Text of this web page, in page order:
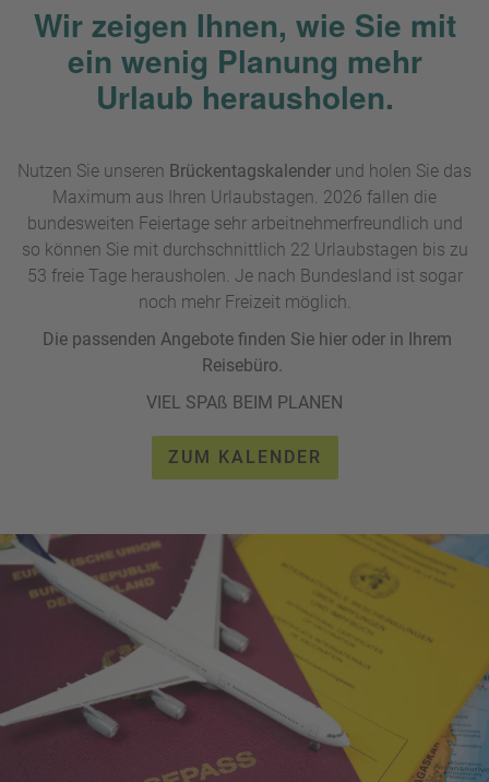
Wir zeigen Ihnen, wie Sie mit
ein wenig Planung mehr
Urlaub herausholen.
Nutzen Sie unseren Brückentagskalender und holen Sie das
Maximum aus Ihren Urlaubstagen. 2026 fallen die
bundesweiten Feiertage sehr arbeitnehmerfreundlich und
so können Sie mit durchschnittlich 22 Urlaubstagen bis zu
53 freie Tage herausholen. Je nach Bundesland ist sogar
noch mehr Freizeit möglich.
Die passenden Angebote finden Sie hier oder in Ihrem
Reisebüro.
VIEL SPAß BEIM PLANEN
ZUM KALENDER